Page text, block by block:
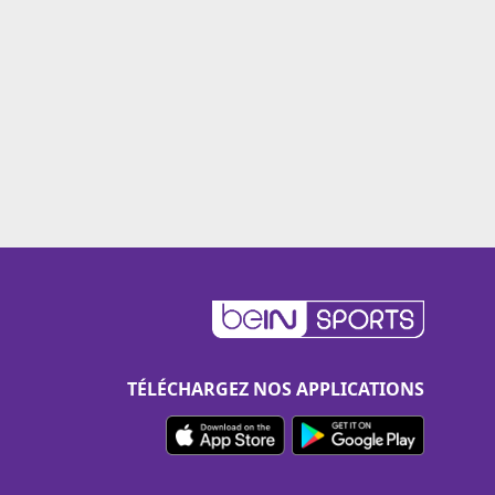
TÉLÉCHARGEZ NOS APPLICATIONS